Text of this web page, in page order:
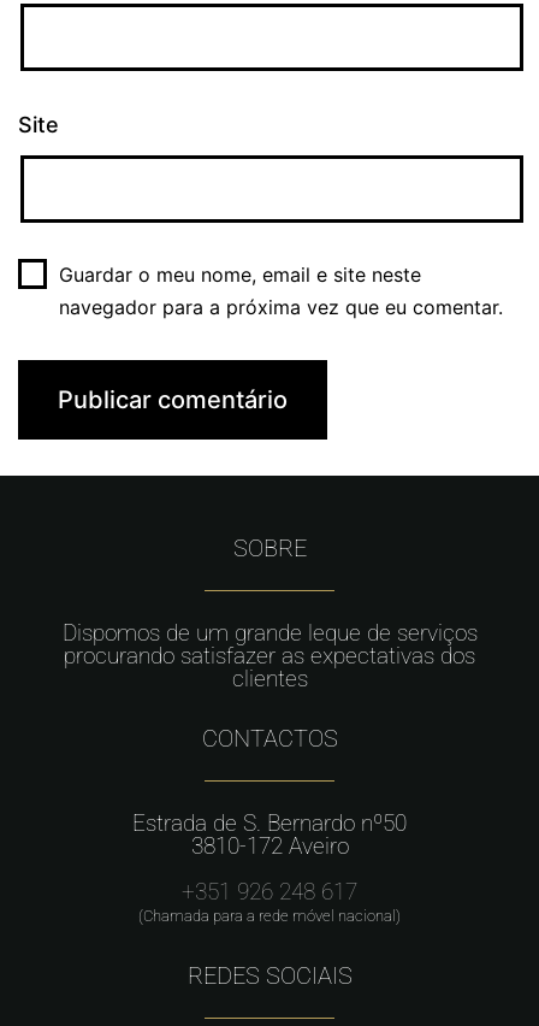
Site
Guardar o meu nome, email e site neste
navegador para a próxima vez que eu comentar.
SOBRE
Dispomos de um grande leque de serviços
procurando satisfazer as expectativas dos
clientes
CONTACTOS
Estrada de S. Bernardo nº50
3810-172 Aveiro
+351 926 248 617
(Chamada para a rede móvel nacional)
REDES SOCIAIS